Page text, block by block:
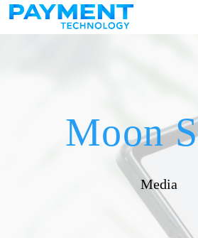
コンテンツへスキップ
メインナビゲーション
Moon
Media